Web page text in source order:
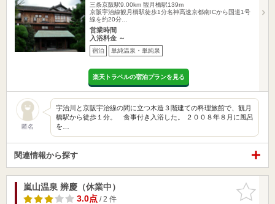
三条京阪駅9.00km 観月橋駅139m
京阪宇治線観月橋駅徒歩1分名神高速京都南ICから国道1号
線を約20分…
営業時間
入浴料金 ～
宿泊 単純温泉・単純泉
楽天トラベルの宿泊プランを見る
匿名
宇治川と京阪宇治線の間に立つ木造３階建ての料理旅館で、観月
橋駅から徒歩１分。 食事付き入浴した。 ２００８年８月に風呂
を…
関連情報から探す
お気に入
りに追加
嵐山温泉 辨慶（休業中）
3.0点/ 2 件